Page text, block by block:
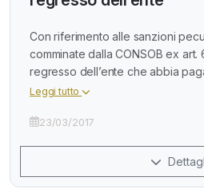
Con riferimento alle sanzioni
comminate dalla CONSOB ex art.
regresso dell’ente che abbia
Leggi tutto
23/03/2017